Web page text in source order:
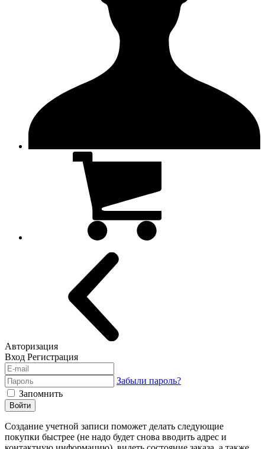
Авторизация
Вход Регистрация
Забыли пароль?
Запомнить
Войти
Создание учетной записи поможет делать следующие
покупки быстрее (не надо будет снова вводить адрес и